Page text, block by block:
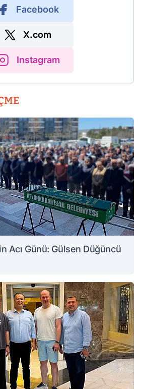
Facebook
X.com
Instagram
Acı Günü: Gülsen Düğüncü